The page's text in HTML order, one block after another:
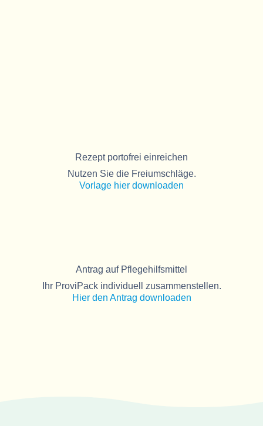
Rezept portofrei einreichen
Nutzen Sie die Freiumschläge.
Vorlage hier downloaden
Antrag auf Pflegehilfsmittel
Ihr ProviPack individuell zusammenstellen.
Hier den Antrag downloaden